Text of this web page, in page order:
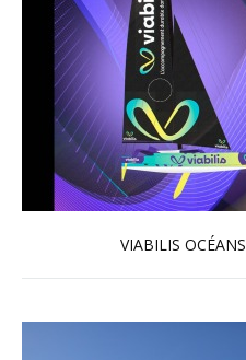
VIABILIS OCÉANS
En savoir plus...